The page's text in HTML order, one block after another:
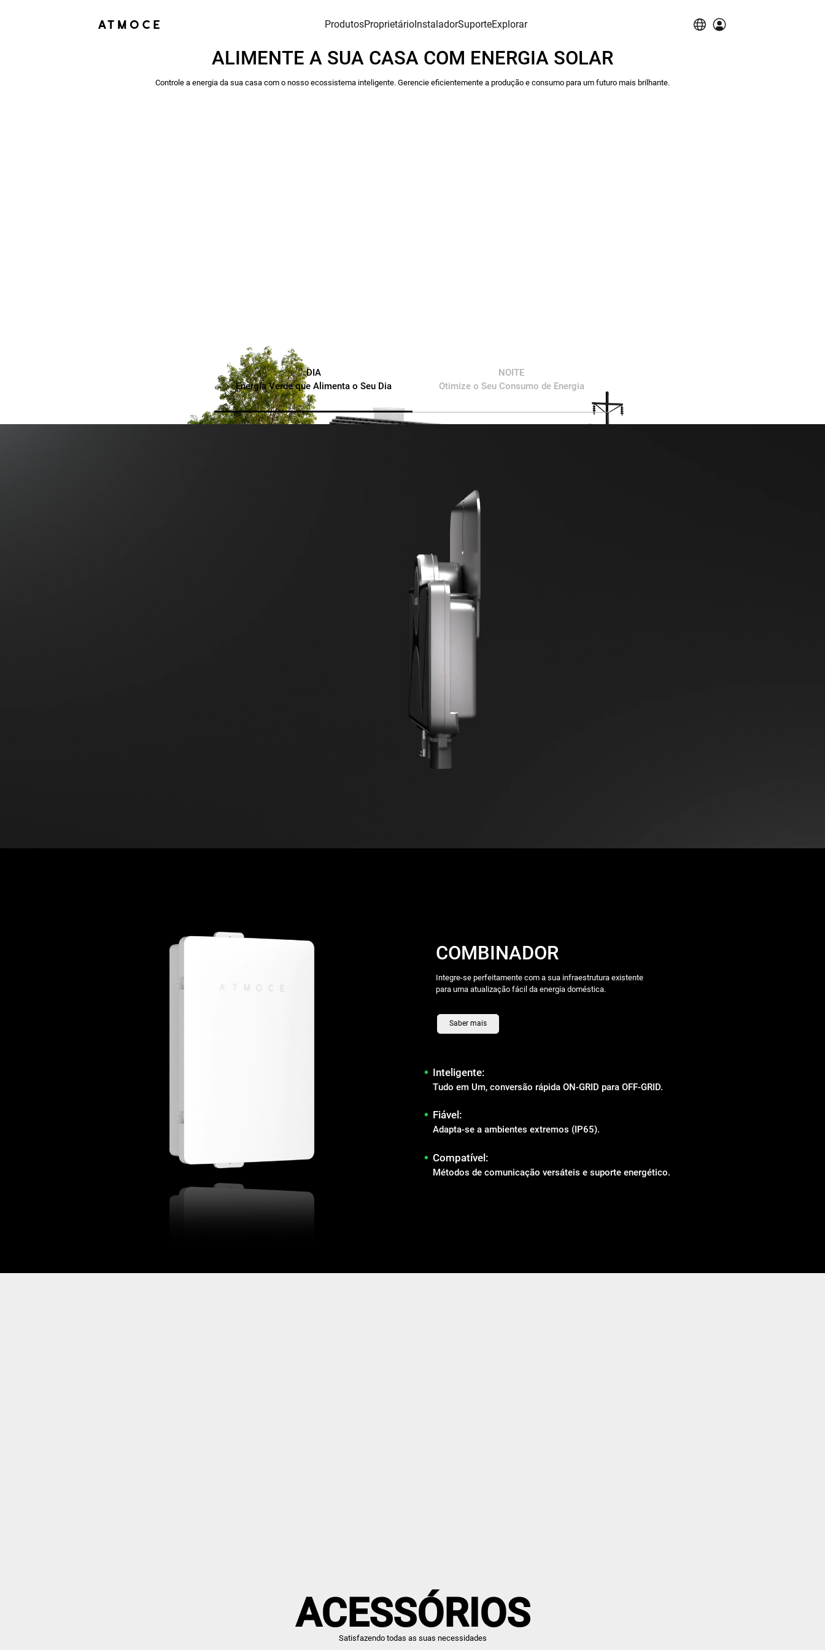
ProdutosProprietárioInstaladorSuporteExplorar
ALIMENTE A SUA CASA COM ENERGIA SOLAR
Controle a energia da sua casa com o nosso ecossistema inteligente. Gerencie eficientemente a produção e consumo para um futuro mais brilhante.
DIA
Energia Verde que Alimenta o Seu Dia
NOITE
Otimize o Seu Consumo de Energia
Fácil utilização
Processo de instalação fácil
COMBINADOR
Integre-se perfeitamente com a sua infraestrutura existente
para uma atualização fácil da energia doméstica.
Saber mais
• Inteligente:
Tudo em Um, conversão rápida ON-GRID para OFF-GRID.
• Fiável:
Adapta-se a ambientes extremos (IP65).
• Compatível:
Métodos de comunicação versáteis e suporte energético.
ACESSÓRIOS
Satisfazendo todas as suas necessidades